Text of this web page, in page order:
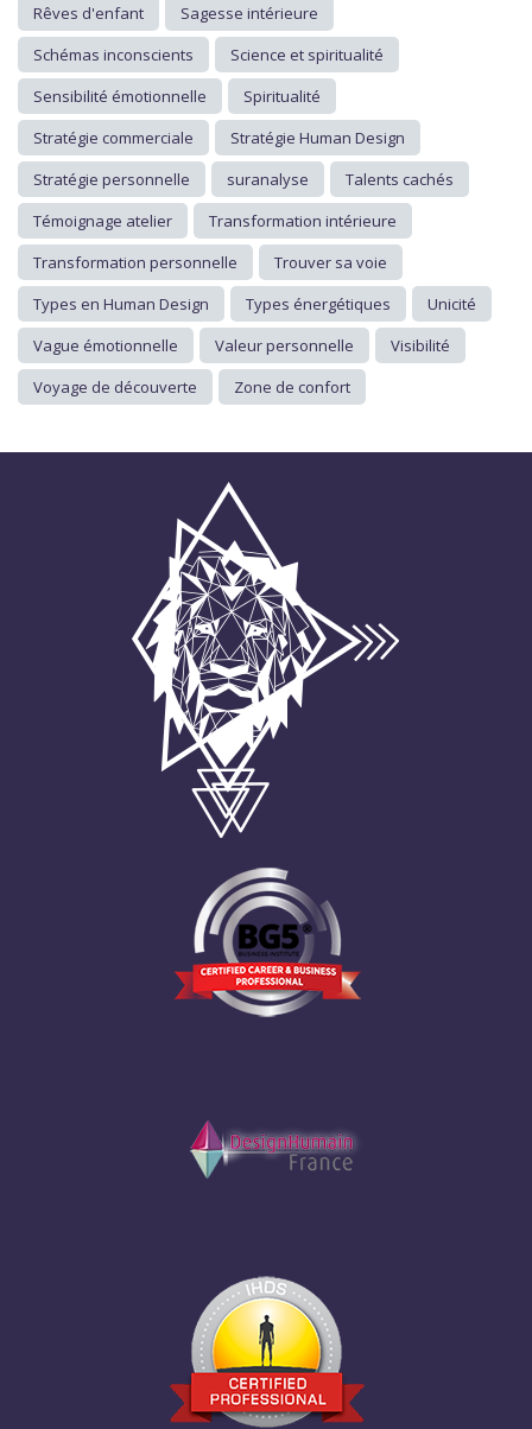
Rêves d'enfant
Sagesse intérieure
Schémas inconscients
Science et spiritualité
Sensibilité émotionnelle
Spiritualité
Stratégie commerciale
Stratégie Human Design
Stratégie personnelle
suranalyse
Talents cachés
Témoignage atelier
Transformation intérieure
Transformation personnelle
Trouver sa voie
Types en Human Design
Types énergétiques
Unicité
Vague émotionnelle
Valeur personnelle
Visibilité
Voyage de découverte
Zone de confort